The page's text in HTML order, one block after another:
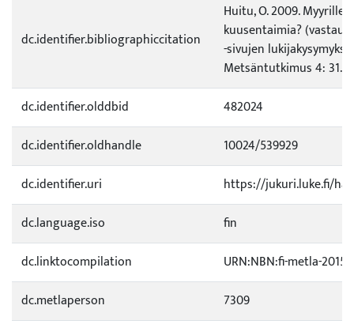
dc.identifier.bibliographiccitation
Huitu, O. 2009. Myyrille
kuusentaimia?
-sivujen
Metsäntutkimus 4: 31.
dc.identifier.olddbid
482024
dc.identifier.oldhandle
10024/539929
dc.identifier.uri
https://jukuri.luke.fi/
dc.language.iso
fin
dc.linktocompilation
URN:NBN:fi-metla-
dc.metlaperson
7309